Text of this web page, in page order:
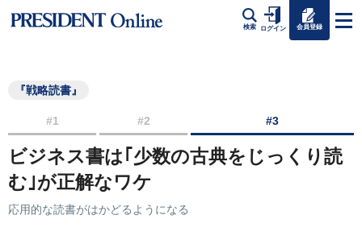
検索 ログイン 会員登録
『戦略読書』
#1 #2 #3
ビジネス書は｢少数の古典をじっくり読
む｣が正解なワケ
応用的な読書がはかどるようになる